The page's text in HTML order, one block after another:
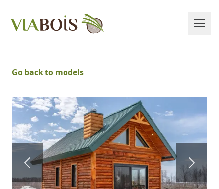
Go back to models